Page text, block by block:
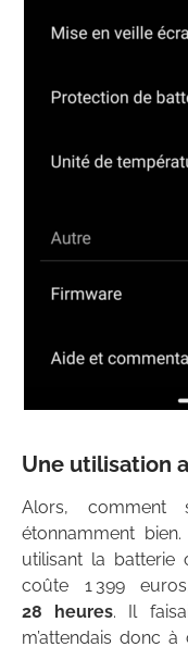
Une utilisation
Alors, comment
étonnamment
utilisant la batterie
coûte 1 399
28 heures. Il
m’attendais donc